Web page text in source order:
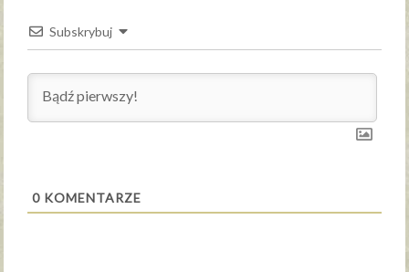
Subskrybuj
0 KOMENTARZE